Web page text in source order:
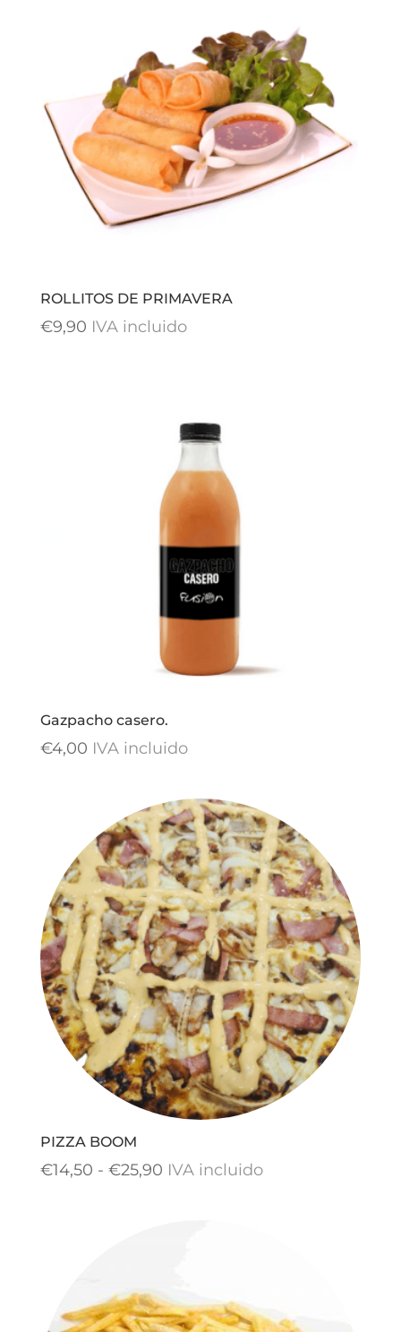
ROLLITOS DE PRIMAVERA
€9,90 IVA incluido
Gazpacho casero.
€4,00 IVA incluido
PIZZA BOOM
€14,50 - €25,90Rango
hasta
IVA incluido